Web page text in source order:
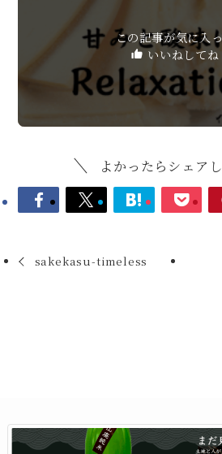
この記事が気に入
いいねしてね
よかったらシェア
sakekasu-timeless